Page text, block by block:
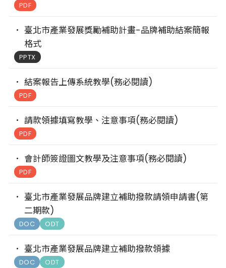
PDF
臺北市產業發展獎勵補助計畫-品牌補助結案簡報
格式
PPTX
結案報告上傳系統教學(務必閱讀)
PDF
請款領據填寫教學、注意事項(務必閱讀)
PDF
會計師簽證圖文教學及注意事項(務必閱讀)
PDF
臺北市產業發展品牌建立補助撥款請領申請書(第
二期款)
DOC ODT
臺北市產業發展品牌建立補助撥款領據
DOC ODT